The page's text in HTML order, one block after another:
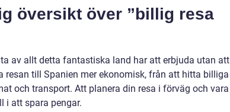
översikt över ”billig resa
av allt detta fantastiska land har att erbjuda utan att
till Spanien mer ekonomisk, från att hitta billiga
och transport. Att planera din resa i förväg och vara
i att spara pengar.